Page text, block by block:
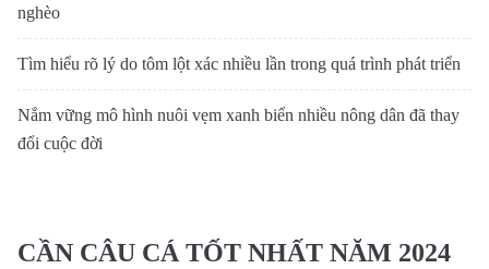
nghèo
Tìm hiểu rõ lý do tôm lột xác nhiều lần trong quá trình phát triển
Nắm vững mô hình nuôi vẹm xanh biển nhiều nông dân đã thay
đổi cuộc đời
CẦN CÂU CÁ TỐT NHẤT NĂM 2024